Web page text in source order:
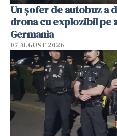
Un șofer de autobuz a
drona cu explozibil pe
Germania
07 AUGUST 2026